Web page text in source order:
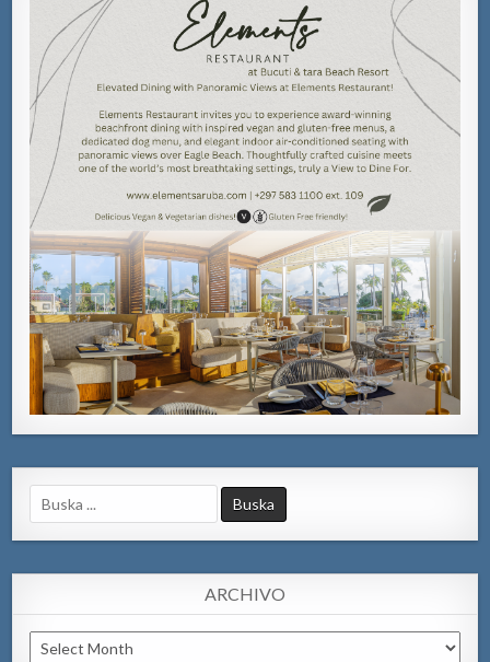
Search
for:
ARCHIVO
Archivo